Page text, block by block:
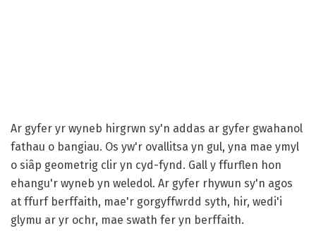
Ar gyfer yr wyneb hirgrwn sy'n addas ar gyfer gwahanol
fathau o bangiau. Os yw'r ovallitsa yn gul, yna mae ymyl
o siâp geometrig clir yn cyd-fynd. Gall y ffurflen hon
ehangu'r wyneb yn weledol. Ar gyfer rhywun sy'n agos
at ffurf berffaith, mae'r gorgyffwrdd syth, hir, wedi'i
glymu ar yr ochr, mae swath fer yn berffaith.